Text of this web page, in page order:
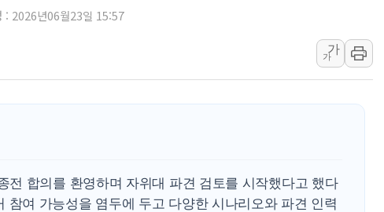
김정관 장관 "영업이익 N% 성과급
뉴욕증시 프리뷰, 미 주가선물 AI주
청와대, 북한 단거리 탄도미사일 발사
금값 7주 만에 최고…美 고용 둔화·호
[베트남 증시] 지수 하락 속 'DGC' 임
'월가의 황제' 다이먼 "금융시장 레
: 2026년06월23일 15:57
가
가
전 합의를 환영하며 자위대 파견 검토를 시작했다고 했다
참여 가능성을 염두에 두고 다양한 시나리오와 파견 인력